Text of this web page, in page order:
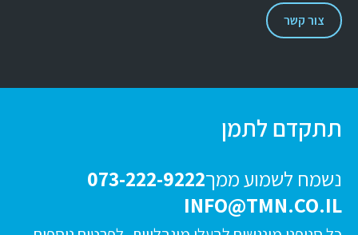
צור קשר
תתקדם לתמן
נשמח לשמוע ממך073-222-9222
INFO@TMN.CO.IL